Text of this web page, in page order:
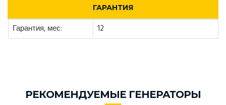
ГАРАНТИЯ
Гарантия, мес: 12
РЕКОМЕНДУЕМЫЕ ГЕНЕРАТОРЫ